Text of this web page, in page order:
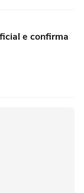
e confirma